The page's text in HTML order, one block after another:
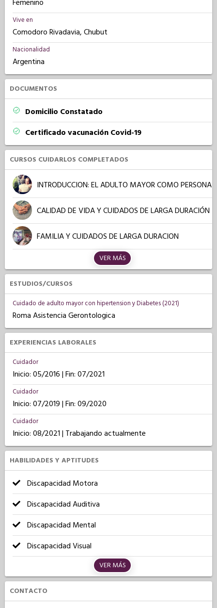
Femenino
Vive en
Comodoro Rivadavia, Chubut
Nacionalidad
Argentina
DOCUMENTOS
Domicilio Constatado
Certificado vacunación Covid-19
CURSOS CUIDARLOS COMPLETADOS
INTRODUCCION: EL ADULTO MAYOR COMO PERSONA
CALIDAD DE VIDA Y CUIDADOS DE LARGA DURACIÓN
FAMILIA Y CUIDADOS DE LARGA DURACION
VER MÁS
ESTUDIOS/CURSOS
Cuidado de adulto mayor con hipertension y Diabetes (2021)
Roma Asistencia Gerontologica
EXPERIENCIAS LABORALES
Cuidador
Inicio: 05/2016 | Fin: 07/2021
Cuidador
Inicio: 07/2019 | Fin: 09/2020
Cuidador
Inicio: 08/2021 | Trabajando actualmente
HABILIDADES Y APTITUDES
Discapacidad Motora
Discapacidad Auditiva
Discapacidad Mental
Discapacidad Visual
VER MÁS
CONTACTO